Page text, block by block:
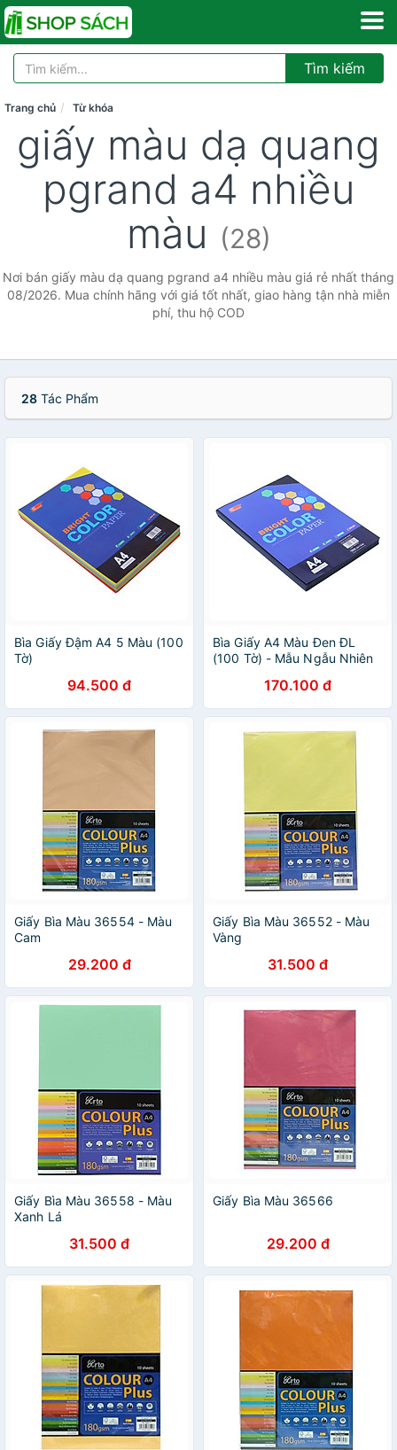
Tìm kiếm
Trang chủ Từ khóa
giấy màu dạ quang
pgrand a4 nhiều
màu (28)
Nơi bán giấy màu dạ quang pgrand a4 nhiều màu giá rẻ nhất tháng
08/2026. Mua chính hãng với giá tốt nhất, giao hàng tận nhà miễn
phí, thu hộ COD
28 Tác Phẩm
Bìa Giấy Đậm A4 5 Màu (100
Tờ)
94.500 đ
Bìa Giấy A4 Màu Đen ĐL
(100 Tờ) - Mẫu Ngẫu Nhiên
170.100 đ
Giấy Bìa Màu 36554 - Màu
Cam
29.200 đ
Giấy Bìa Màu 36552 - Màu
Vàng
31.500 đ
Giấy Bìa Màu 36558 - Màu
Xanh Lá
31.500 đ
Giấy Bìa Màu 36566
29.200 đ